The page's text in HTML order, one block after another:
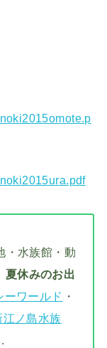
・水族館・動
夏休みのお出
ーワールド ・
江ノ島水族